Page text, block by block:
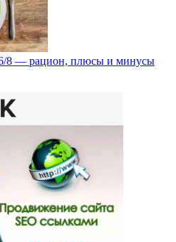
8 — рацион, плюсы и минусы